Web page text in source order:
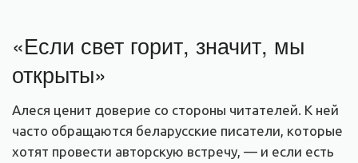
«Если свет горит, значит, мы
открыты»
Алеся ценит доверие со стороны читателей. К ней
часто обращаются беларусские писатели, которые
хотят провести авторскую встречу, — и если есть